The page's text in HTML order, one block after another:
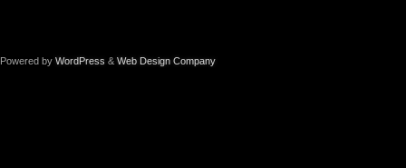
Powered by WordPress & Web Design Company